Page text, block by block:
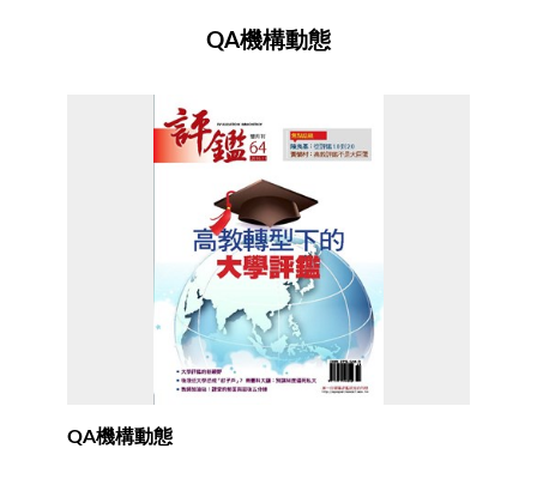
QA機構動態
QA機構動態